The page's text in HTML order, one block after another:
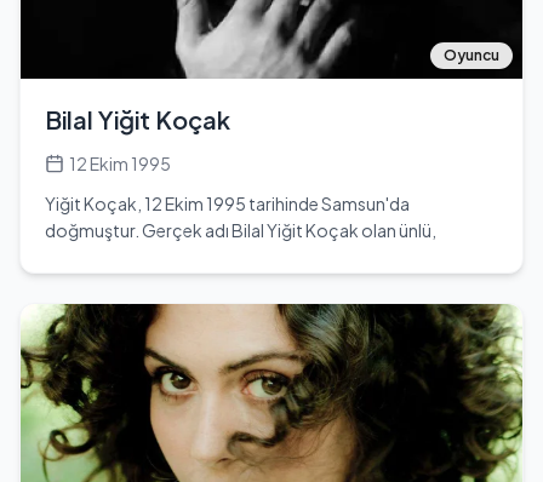
Oyunculuk ajansı ile çalışmaktadır. Sosyal medya
platformu Instagram'da @minaakdin kullanıcı adıyla aktif
olan Mina'nın takipçi sayısı günümüzde 16 bin civarındadır.
Resmi Instagram hesabı annesi tarafından
yönetilmektedir. Oyunculuk dışında ata binmeyi çok
seven Mina, genç yaşına rağmen kariyerinde önemli
Oyuncu
Bilal Yiğit Koçak
12 Ekim 1995
Yiğit Koçak, 12 Ekim 1995 tarihinde Samsun'da
doğmuştur. Gerçek adı Bilal Yiğit Koçak olan ünlü,
Bahçeşehir Üniversitesi'nde Ekonomi ve Finans
bölümünde eğitim almıştır. Oyunculuk kariyerine
'Kardeşlerim' adlı televizyon dizisi ile dikkat çekmiştir. Bu
dizi, 20 Şubat 2021 tarihinde ATV ekranlarında
yayınlanmaya başlamış ve gençlik, dram ve romantik
unsurları bir araya getiren bir yapım olarak izleyicilerle
buluşmuştur. Yiğit Koçak, 29 yaşında olmasına rağmen